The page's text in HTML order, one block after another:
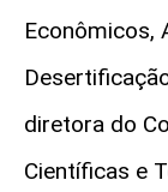
Econômicos,
diretora do
Científicas e